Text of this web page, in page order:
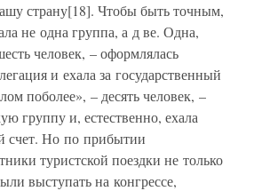
страну[18]. Чтобы быть точным,
не одна группа, а д ве. Одна,
человек, – оформлялась
и ехала за государственный
поболее», – десять человек, –
группу и, естественно, ехала
счет. Но по прибытии
туристской поездки не только
выступать на конгрессе,